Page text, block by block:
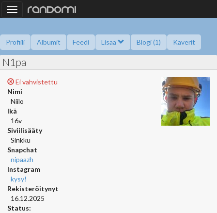
Toggle
navigation
Profiili Albumit Feedi Lisää Blogi (1) Kaverit
Kysy minulta
N1pa
Ei vahvistettu
Nimi
Niilo
Ikä
16v
Siviilisääty
Sinkku
Snapchat
nipaazh
Instagram
kysy!
Rekisteröitynyt
16.12.2025
Status: